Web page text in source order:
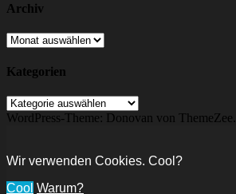
Archiv
Archiv
Kategorien
Kategorien
WordPress-Theme: Donovan von ThemeZee.
Wir verwenden Cookies. Cool?
Cool Warum?